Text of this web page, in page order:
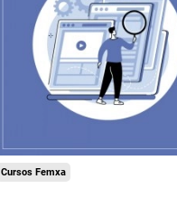
Sin requisitos de acceso
Diploma
Compra segura
Cursos Femxa